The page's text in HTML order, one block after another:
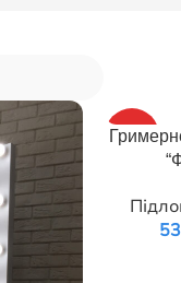
HOT
ОБЕРІТЬ